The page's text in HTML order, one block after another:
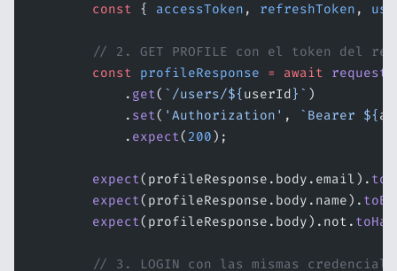
        const
{ accessToken , refreshToken ,
// 2. GET PROFILE con el token del
        const
profileResponse = await request
            .
get( `/users/${userId}` )
            .
set( 'Authorization' , `Bearer ${
            .
expect( 200);
        expect
(profileResponse.body.email).
        expect
(profileResponse.body.name). toBe
        expect
(profileResponse.body).not.
// 3. LOGIN con las mismas